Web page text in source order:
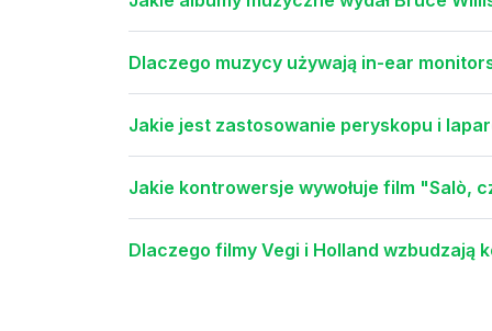
Dlaczego muzycy używają in-ear
Jakie jest zastosowanie peryskopu i
Jakie kontrowersje wywołuje film "Salò,
Dlaczego filmy Vegi i Holland wzbudzają